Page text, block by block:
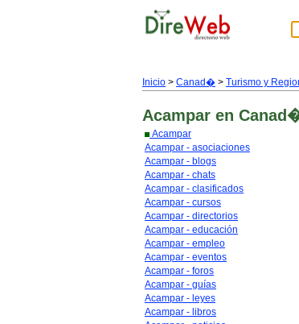
Inicio > Canad� > Turismo y
Acampar en
Acampar
Acampar - asociaciones
Acampar - blogs
Acampar - chats
Acampar - clasificados
Acampar - cursos
Acampar - directorios
Acampar - educación
Acampar - empleo
Acampar - eventos
Acampar - foros
Acampar - guías
Acampar - leyes
Acampar - libros